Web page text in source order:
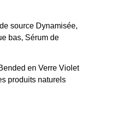
source Dynamisée,
bas, Sérum de
en Verre Violet
produits naturels